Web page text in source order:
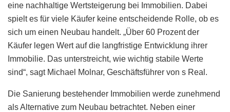
eine nachhaltige Wertsteigerung bei Immobilien. Dabei
spielt es für viele Käufer keine entscheidende Rolle, ob es
sich um einen Neubau handelt. „Über 60 Prozent der
Käufer legen Wert auf die langfristige Entwicklung ihrer
Immobilie. Das unterstreicht, wie wichtig stabile Werte
sind“, sagt Michael Molnar, Geschäftsführer von s Real.
Die Sanierung bestehender Immobilien werde zunehmend
als Alternative zum Neubau betrachtet. Neben einer